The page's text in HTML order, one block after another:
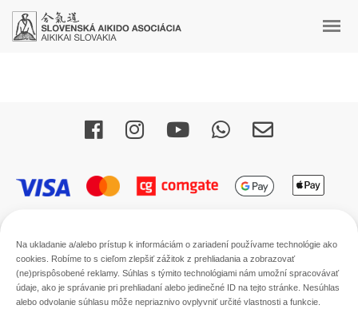
Na ukladanie a/alebo prístup k informáciám o zariadení používame technológie ako
cookies. Robíme to s cieľom zlepšiť zážitok z prehliadania a zobrazovať
(ne)prispôsobené reklamy. Súhlas s týmito technológiami nám umožní spracovávať
údaje, ako je správanie pri prehliadaní alebo jedinečné ID na tejto stránke. Nesúhlas
alebo odvolanie súhlasu môže nepriaznivo ovplyvniť určité vlastnosti a funkcie.
Rapidiously integrate multimedia based resources whereas
low-risk high-yield technologies. Proactively innovate market